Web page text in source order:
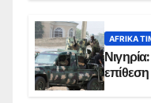
AFRIKA